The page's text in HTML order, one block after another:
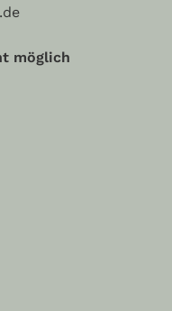
möglich